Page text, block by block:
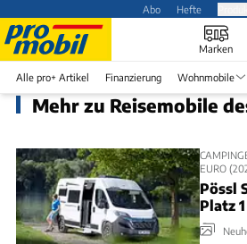
Abo Hefte
Marken
Alle pro+ Artikel Finanzierung Wohnmobile
Mehr zu Reisemobile
EURO
Pössl
Platz 1